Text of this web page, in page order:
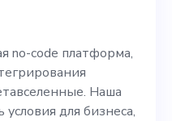
no-code платформа,
Наша
условия для бизнеса,